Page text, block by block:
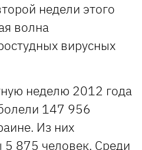
недели этого
волна
вирусных
неделю 2012 года
147 956
Из них
5 875 человек. Среди